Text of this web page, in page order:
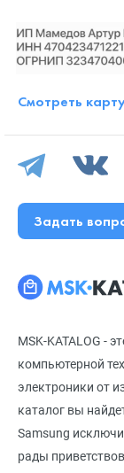
MSK-KATALOG -
компьютерной
электроники от
каталог вы
Samsung
рады
Смотреть
Задать